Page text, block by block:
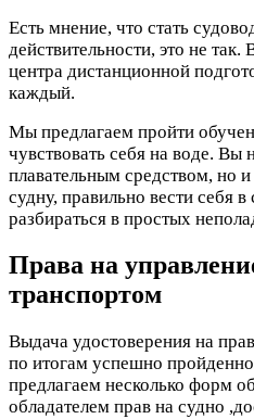
Есть мнение, что стать
действительности, это не
центра дистанционной
каждый.
Мы предлагаем пройти
чувствовать себя на воде. Вы
плавательным средством, но
судну, правильно вести себя
разбираться в простых
Права на
транспортом
Выдача удостоверения на
по итогам успешно
предлагаем несколько форм
обладателем прав на судно